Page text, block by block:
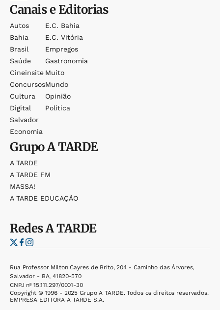
Canais e Editorias
Autos
Bahia
Brasil
Saúde
Cineinsite
Concursos
Cultura
Digital
Salvador
Economia
E.c. Bahia
E.c. Vitória
Empregos
Gastronomia
Muito
Mundo
Opinião
Política
GrupoA TARDE
A TARDE
A TARDE FM
MASSA!
A TARDE EDUCAÇÃO
RedesA TARDE
Rua Professor Milton Cayres de Brito, 204 - Caminho das Árvores,
Salvador - BA, 41820-570
CNPJ nº 15.111.297/0001-30
Copyright © 1996 - 2025 Grupo A TARDE. Todos os direitos reservados.
EMPRESA EDITORA A TARDE S.A.